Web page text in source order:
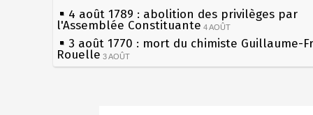
4 août 1789 : abolition des privilèges par
l'Assemblée Constituante 4 AOÛT
3 août 1770 : mort du chimiste Guillaume-
Rouelle 3 AOÛT
Musée Jean de La Fontaine : réouverture